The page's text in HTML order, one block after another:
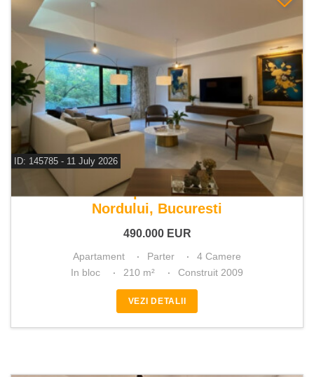
ID: 145785 - 11 July 2026
De vanzare apartament 4 camere
Nordului, Bucuresti
490.000 EUR
Apartament Parter
4 Camere
In bloc
210 m² Construit 2009
VEZI DETALII